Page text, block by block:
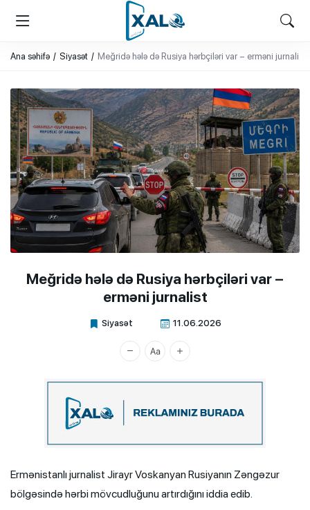
XALQ.ONLINE
ONLAYN PLATFORMA
Ana səhifə Siyasət Meğridə hələ də Rusiya hərbçiləri var – erməni jurnalist
Meğridə hələ də Rusiya hərbçiləri var –
erməni jurnalist
Siyasət 11.06.2026
Xalq.Online
Ermənistanlı jurnalist Jirayr Voskanyan Rusiyanın Zəngəzur
bölgəsində hərbi mövcudluğunu artırdığını iddia edib.